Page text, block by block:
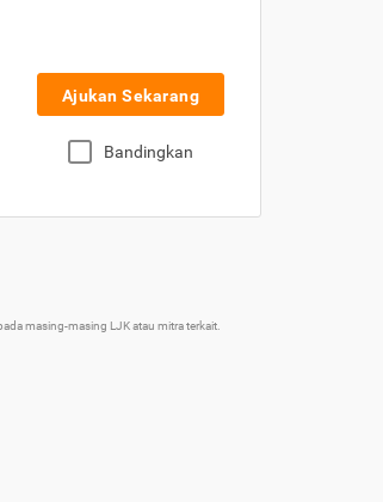
Ajukan Sekarang
Bandingkan
masing-masing LJK atau mitra terkait.